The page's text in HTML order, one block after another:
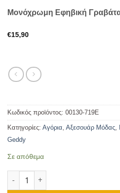
Μονόχρωμη Εφηβική
€15,90
Κωδικός προϊόντος: 00130-719E
Κατηγορίες: Αγόρια Αξεσουάρ Μόδας
Geddy
Σε απόθεμα